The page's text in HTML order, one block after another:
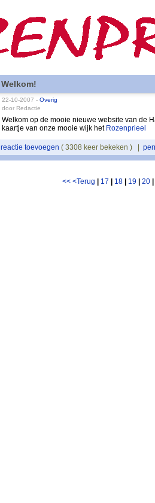
Welkom!
22-10-2007 - Overig
door Redactie
Welkom op de mooie nieuwe website van de
kaartje van onze mooie wijk het Rozenprieel
reactie toevoegen ( 3308 keer bekeken ) |
<< <Terug 17 18| 19| 20|